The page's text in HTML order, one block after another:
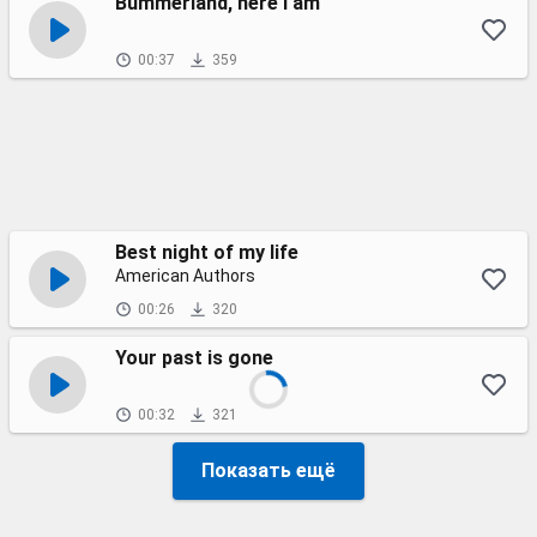
00:37 359
Best night of my life
American Authors
00:26 320
Your past is gone
00:32 321
Показать ещё